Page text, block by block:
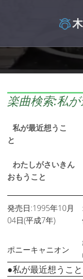
楽曲検索:私
私が最近想うこ
と
わたしがさいきん
おもうこと
発売日:1995年10月
04日(平成7年)
ポニーキャニオン
●私が最近想うこと